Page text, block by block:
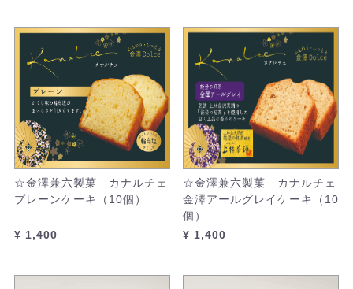
☆金澤兼六製菓 カナルチェ
プレーンケーキ（10個）
¥ 1,400
☆金澤兼六製菓 カナルチェ
金澤アールグレイケーキ（10
個）
¥ 1,400